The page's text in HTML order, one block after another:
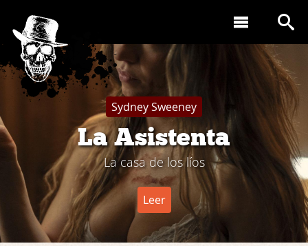
Sydney Sweeney
La Asistenta
La casa de los líos
Leer